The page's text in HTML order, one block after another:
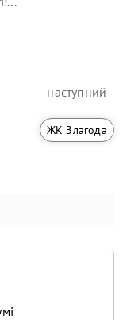
наступний
ЖК Злагода